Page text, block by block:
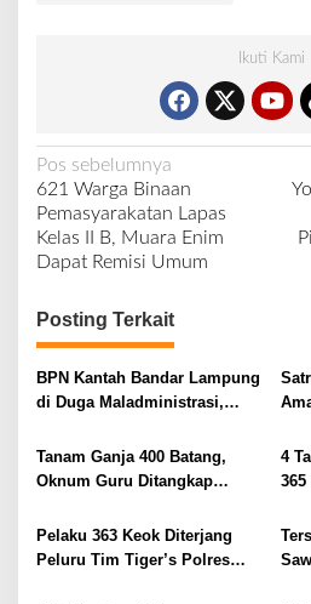
Ikuti Kami
N
a
v
i
g
a
s
i
p
o
Pos sebelumnya
621 Warga Binaan
Pemasyarakatan Lapas
Kelas II B, Muara Enim
Dapat Remisi Umum
Posting Terkait
BPN Kantah Bandar Lampung
di Duga Maladministrasi,
Pengembalian Batas
Tanam Ganja 400 Batang,
Oknum Guru Ditangkap
4
Pelaku 363 Keok Diterjang
Peluru Tim Tiger’s Polres